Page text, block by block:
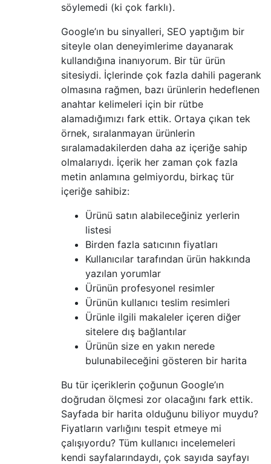
söylemedi (ki çok farklı).
Google’ın bu sinyalleri, SEO yaptığım bir
siteyle olan deneyimlerime dayanarak
kullandığına inanıyorum. Bir tür ürün
sitesiydi. İçlerinde çok fazla dahili pagerank
olmasına rağmen, bazı ürünlerin hedeflenen
anahtar kelimeleri için bir rütbe
alamadığımızı fark ettik. Ortaya çıkan tek
örnek, sıralanmayan ürünlerin
sıralamadakilerden daha az içeriğe sahip
olmalarıydı. İçerik her zaman çok fazla
metin anlamına gelmiyordu, birkaç tür
içeriğe sahibiz:
Ürünü satın alabileceğiniz yerlerin
listesi
Birden fazla satıcının fiyatları
Kullanıcılar tarafından ürün hakkında
yazılan yorumlar
Ürünün profesyonel resimler
Ürünün kullanıcı teslim resimleri
Ürünle ilgili makaleler içeren diğer
sitelere dış bağlantılar
Ürünün size en yakın nerede
bulunabileceğini gösteren bir harita
Bu tür içeriklerin çoğunun Google’ın
doğrudan ölçmesi zor olacağını fark ettik.
Sayfada bir harita olduğunu biliyor muydu?
Fiyatların varlığını tespit etmeye mi
çalışıyordu? Tüm kullanıcı incelemeleri
kendi sayfalarındaydı, çok sayıda sayfayı